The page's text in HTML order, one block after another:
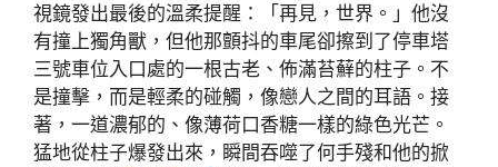
視鏡發出最後的溫柔提醒：「再見，世界。」他沒
有撞上獨角獸，但他那顫抖的車尾卻擦到了停車塔
三號車位入口處的一根古老、佈滿苔蘚的柱子。不
是撞擊，而是輕柔的碰觸，像戀人之間的耳語。接
著，一道濃郁的、像薄荷口香糖一樣的綠色光芒。
猛地從柱子爆發出來，瞬間吞噬了何手殘和他的掀